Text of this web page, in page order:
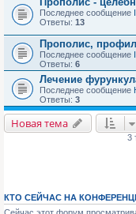
Последнее сообщение
Ответы: 13
Прополис,
Последнее сообщение
Ответы: 6
Лечение
Последнее сообщение
Ответы: 3
Новая тема
3
КТО СЕЙЧАС НА